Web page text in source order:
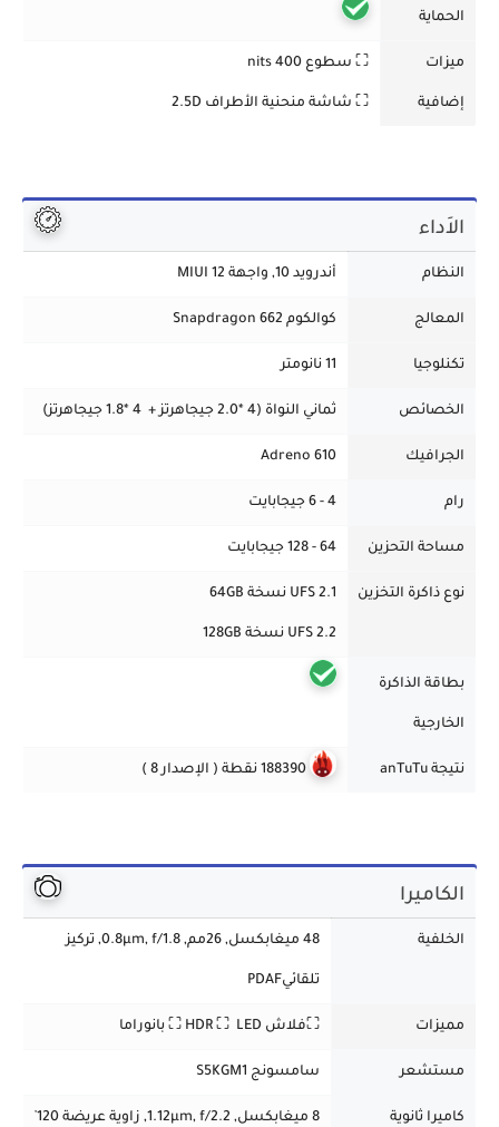
الحماية
ميزات
إضافية
⛶ سطوع 400 nits
⛶ شاشة منحنية الأطراف 2.5D
الاَداء
النظام أندرويد 10, واجهة MIUI 12
المعالج كوالكوم Snapdragon 662
تكنلوجيا 11 نانومتر
الخصائص ثماني النواة (4 *2.0 جيجاهرتز + 4 *1.8 جيجاهرتز)
الجرافيك Adreno 610
رام 4 - 6 جيجابايت
مساحة التحزين 64 - 128 جيجابايت
نوع ذاكرة التخزين UFS 2.1 نسخة 64GB
UFS 2.2 نسخة 128GB
بطاقة الذاكرة
الخارجية
نتيجة anTuTu
الكاميرا
الخلفية 48 ميغابكسل, 26مم, 0.8µm, f/1.8, تركيز
تلقائيPDAF
مميزات ⛶فلاش HDR ⛶ LED ⛶ بانوراما
مستشعر سامسونج S5KGM1
كاميرا ثانوية 8 ميغابكسل, 1.12µm, f/2.2, زاوية عريضة 120˚